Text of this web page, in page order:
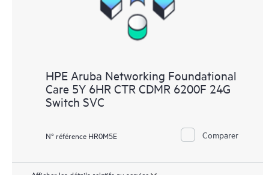
HPE Aruba Networking Foundational
Care 5Y 6HR CTR CDMR 6200F 24G
Switch SVC
N° référence HR0M5E Comparer